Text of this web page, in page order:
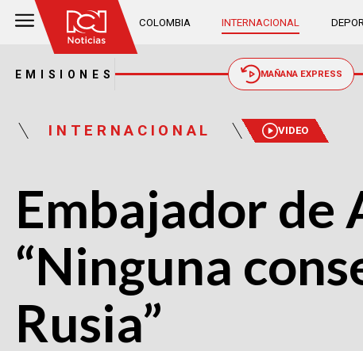
COLOMBIA INTERNACIONAL
EMISIONES MAÑANA EXPRESS
INTERNACIONAL VIDEO
Embajador de
“Ninguna
Rusia”